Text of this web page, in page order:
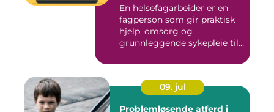
En helsefagarbeider er en
fagperson som gir praktisk
hjelp, omsorg og
grunnleggende sykepleie til
09. jul
Problemløsende atferd i